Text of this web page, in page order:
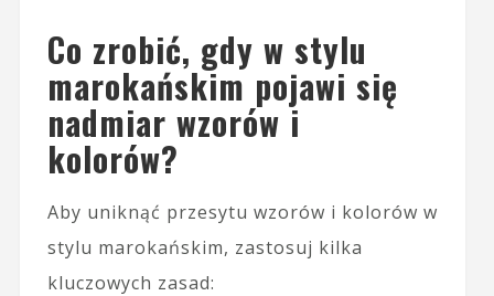
Co zrobić, gdy w stylu
marokańskim pojawi się
nadmiar wzorów i
kolorów?
Aby uniknąć przesytu wzorów i kolorów w
stylu marokańskim, zastosuj kilka
kluczowych zasad: